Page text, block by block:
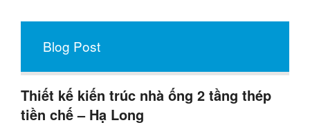
Blog Post
Thiết kế kiến trúc nhà ống 2 tầng thép
tiền chế – Hạ Long